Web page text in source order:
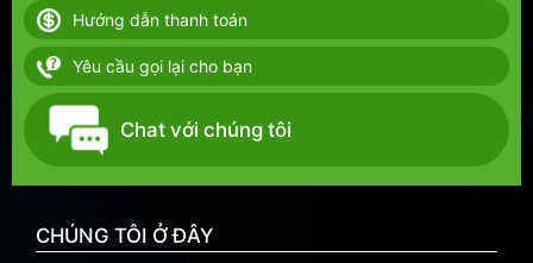
Hướng dẫn thanh toán
Yêu cầu gọi lại cho bạn
Chat với chúng tôi
CHÚNG TÔI Ở ĐÂY